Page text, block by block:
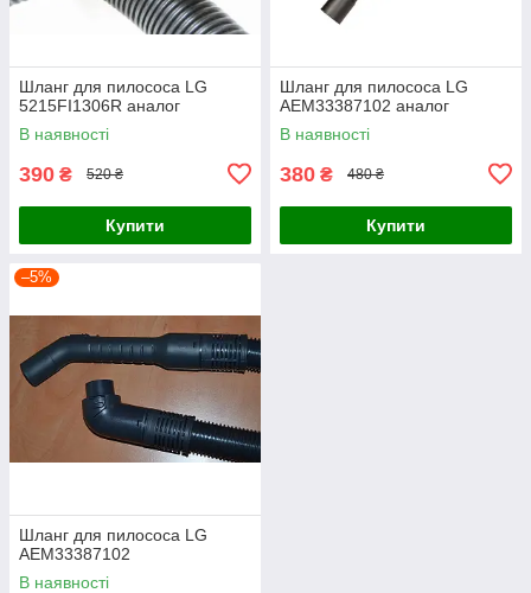
Шланг для пилососа LG
5215FI1306R аналог
В наявності
390 ₴ 520 ₴
Купити
Шланг для пилососа LG
AEM33387102 аналог
В наявності
380 ₴ 480 ₴
Купити
–5%
Шланг для пилососа LG
AEM33387102
В наявності